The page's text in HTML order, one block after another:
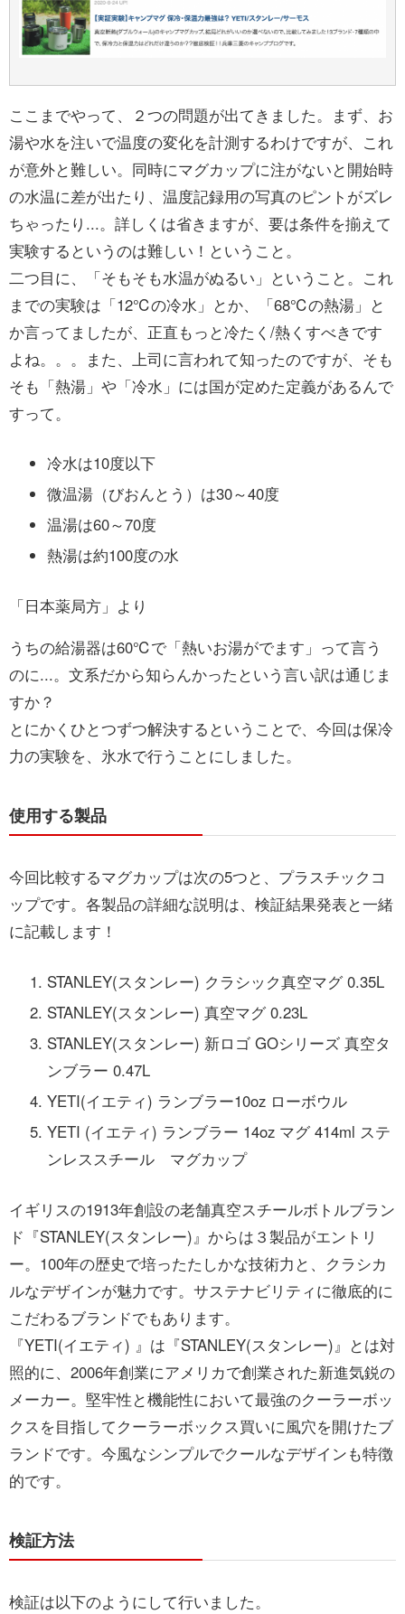
ここまでやって、２つの問題が出てきました。まず、お
湯や水を注いで温度の変化を計測するわけですが、これ
が意外と難しい。同時にマグカップに注がないと開始時
の水温に差が出たり、温度記録用の写真のピントがズレ
ちゃったり...。詳しくは省きますが、要は条件を揃えて
実験するというのは難しい！ということ。
二つ目に、「そもそも水温がぬるい」ということ。これ
までの実験は「12℃の冷水」とか、「68℃の熱湯」と
か言ってましたが、正直もっと冷たく/熱くすべきです
よね。。。また、上司に言われて知ったのですが、そも
そも「熱湯」や「冷水」には国が定めた定義があるんで
すって。
冷水は10度以下
微温湯（びおんとう）は30～40度
温湯は60～70度
熱湯は約100度の水
「日本薬局方」より
うちの給湯器は60℃で「熱いお湯がでます」って言う
のに...。文系だから知らんかったという言い訳は通じま
すか？
とにかくひとつずつ解決するということで、今回は保冷
力の実験を、氷水で行うことにしました。
使用する製品
今回比較するマグカップは次の5つと、プラスチックコ
ップです。各製品の詳細な説明は、検証結果発表と一緒
に記載します！
STANLEY(スタンレー) クラシック真空マグ 0.35L
STANLEY(スタンレー) 真空マグ 0.23L
STANLEY(スタンレー) 新ロゴ GOシリーズ 真空タ
ンブラー 0.47L
YETI(イエティ) ランブラー10oz ローボウル
YETI (イエティ) ランブラー 14oz マグ 414ml ステ
ンレススチール マグカップ
イギリスの1913年創設の老舗真空スチールボトルブラン
ド『STANLEY(スタンレー)』からは３製品がエントリ
ー。100年の歴史で培ったたしかな技術力と、クラシカ
ルなデザインが魅力です。サステナビリティに徹底的に
こだわるブランドでもあります。
『YETI(イエティ) 』は『STANLEY(スタンレー)』とは対
照的に、2006年創業にアメリカで創業された新進気鋭の
メーカー。堅牢性と機能性において最強のクーラーボッ
クスを目指してクーラーボックス買いに風穴を開けたブ
ランドです。今風なシンプルでクールなデザインも特徴
的です。
検証方法
検証は以下のようにして行いました。